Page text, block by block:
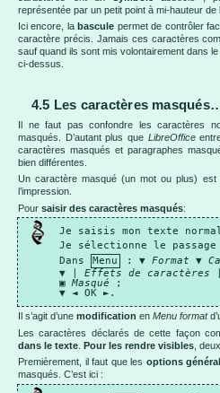
représentée par un petit point à mi-hauteur de
Ici encore, labascule permet de contrôler
caractère précis. Jamais ces caractères
sauf quand ils sont mis volontairement dans
ci-dessus.
4.5 Les caractères
Il ne faut pas confondre les caractères
masqués. D’autant plus que LibreOffice
caractères masqués et paragraphes
bien différentes.
Un caractère masqué (un mot ou plus) est
l’impression.
Pour saisir des caractères masqués:
Je saisis mon texte
Je sélectionne le passage
Dans
Menu : ▼ Format ▼
▼ |Effets de caractères
▣Masqué ;
▼ ◄ OK ►.
Il s’agit d’une modification en Menu format
Les caractères déclarés de cette façon
dans le texte Pour les rendre visibles ,
Premièrement, il faut que les options
masqués. C’est ici :